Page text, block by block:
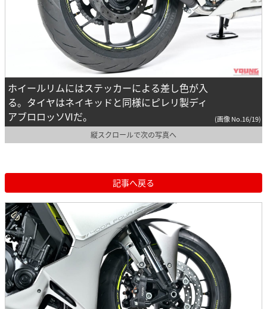
ホイールリムにはステッカーによる差し色が入
る。タイヤはネイキッドと同様にピレリ製ディ
アブロロッソVIだ。
(画像 No.16/19)
縦スクロールで次の写真へ
記事へ戻る